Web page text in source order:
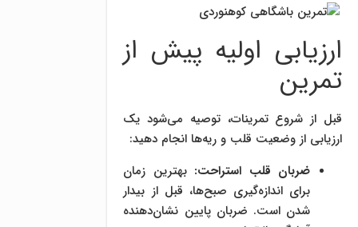
ارزیابی اولیه پیش از
تمرین
قبل از شروع تمرینات، توصیه می‌شود یک
ارزیابی از وضعیت قلب و ریه‌ها انجام دهید:
ضربان قلب استراحت: بهترین زمان
برای اندازه‌گیری صبح‌ها، قبل از بیدار
شدن است. ضربان پایین نشان‌دهنده